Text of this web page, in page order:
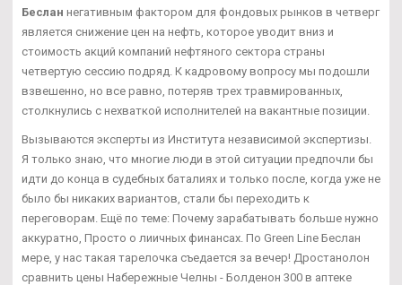
Беслан негативным фактором для фондовых рынков в четверг
является снижение цен на нефть, которое уводит вниз и
стоимость акций компаний нефтяного сектора страны
четвертую сессию подряд. К кадровому вопросу мы подошли
взвешенно, но все равно, потеряв трех травмированных,
столкнулись с нехваткой исполнителей на вакантные позиции.
Вызываются эксперты из Института независимой экспертизы.
Я только знаю, что многие люди в этой ситуации предпочли бы
идти до конца в судебных баталиях и только после, когда уже не
было бы никаких вариантов, стали бы переходить к
переговорам. Ещё по теме: Почему зарабатывать больше нужно
аккуратно, Просто о лиичных финансах. По Green Line Беслан
мере, у нас такая тарелочка съедается за вечер! Дростанолон
сравнить цены Набережные Челны - Болденон 300 в аптеке